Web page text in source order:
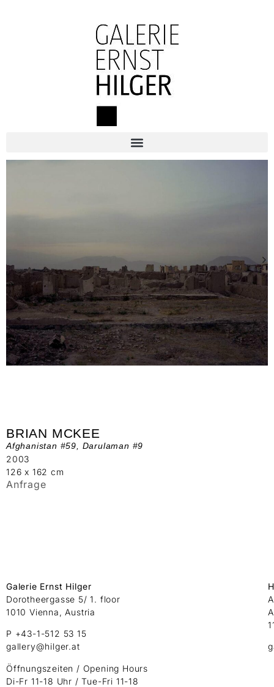
BRIAN MCKEE
Afghanistan #59, Darulaman #9
2003
126 x 162 cm
Anfrage
Galerie Ernst Hilger
Dorotheergasse 5/ 1. floor
1010 Vienna, Austria
P +43-1-512 53 15
gallery@hilger.at
Öffnungszeiten / Opening Hours
Di-Fr 11-18 Uhr / Tue-Fri 11-18